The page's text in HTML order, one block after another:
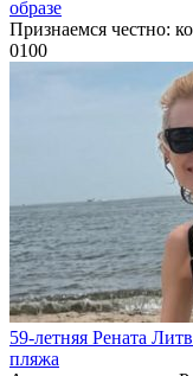
образе
Признаемся честно:
0100
59-летняя Рената
пляжа